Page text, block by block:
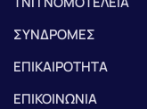
ΣΥΝΔΡΟΜΕΣ
ΕΠΙΚΑΙΡΟΤΗΤΑ
ΕΠΙΚΟΙΝΩΝΙΑ